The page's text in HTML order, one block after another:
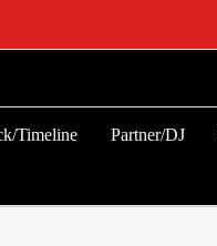
Timeline Partner/DJ